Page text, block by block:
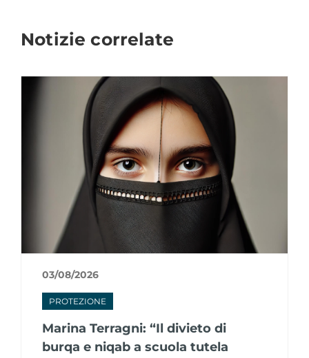
Notizie correlate
03/08/2026
PROTEZIONE
Marina Terragni: “Il divieto di
burqa e niqab a scuola tutela